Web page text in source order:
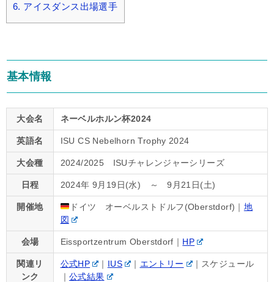
6. アイスダンス出場選手
基本情報
大会名 ネーベルホルン杯2024
英語名 ISU CS Nebelhorn Trophy 2024
大会種 2024/2025 ISUチャレンジャーシリーズ
日程 2024年 9月19日(水) ～ 9月21日(土)
開催地 ドイツ オーベルストドルフ(Oberstdorf)｜ 地
図
会場 Eissportzentrum Oberstdorf｜ HP
関連リ
ンク
公式HP ｜ IUS ｜ エントリー
｜スケジュール
｜ 公式結果